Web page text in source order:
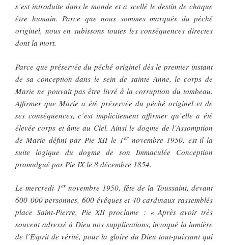
s’est introduite dans le monde et a scellé le destin de chaque
être humain. Parce que nous sommes marqués du péché
originel, nous en subissons toutes les conséquences directes
dont la mort.
Parce que préservée du péché originel dès le premier instant
de sa conception dans le sein de sainte Anne, le corps de
Marie ne pouvait pas être livré à la corruption du tombeau.
Affirmer que Marie a été préservée du péché originel et de
ses conséquences, c’est implicitement affirmer qu’elle a été
élevée corps et âme au Ciel. Ainsi le dogme de l’Assomption
de Marie défini par Pie XII le 1ernovembre 1950, est-il la
suite logique du dogme de son Immaculée Conception
promulgué par Pie IX le 8 décembre 1854.
Le mercredi 1ernovembre 1950, fête de la Toussaint, devant
600 000 personnes, 600 évêques et 40 cardinaux rassemblés
place Saint-Pierre, Pie XII proclame : « Après avoir très
souvent adressé à Dieu nos supplications, invoqué la lumière
de l’Esprit de vérité, pour la gloire du Dieu tout-puissant qui